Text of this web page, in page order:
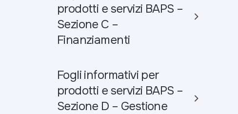
prodotti e servizi BAPS –
Sezione C –
Finanziamenti
Fogli informativi per
prodotti e servizi BAPS –
Sezione D – Gestione